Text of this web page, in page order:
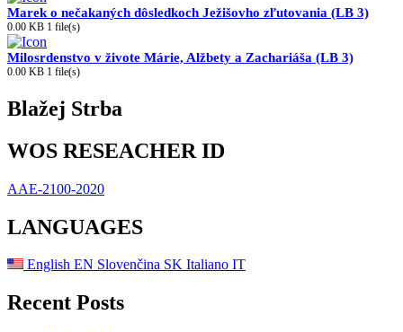
Marek o nečakaných dôsledkoch Ježišovho zľutovania (LB 3)
0.00 KB 1 file(s)
Milosrdenstvo v živote Márie, Alžbety a Zachariáša (LB 3)
0.00 KB 1 file(s)
Blažej Strba
WOS RESEACHER ID
AAE-2100-2020
LANGUAGES
English EN Slovenčina SK Italiano IT
Recent Posts